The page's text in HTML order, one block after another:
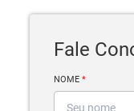
Fale
NOME*